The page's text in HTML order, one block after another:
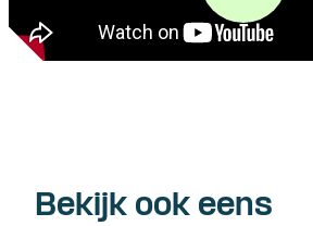
Bekijk ook eens